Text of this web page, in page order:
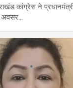
कांग्रेस ने प्रधानमंत्री
अवसर…